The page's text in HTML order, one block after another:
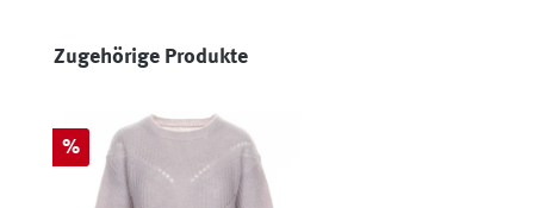
Produktgalerie überspringen
Zugehörige Produkte
Rabatt
%